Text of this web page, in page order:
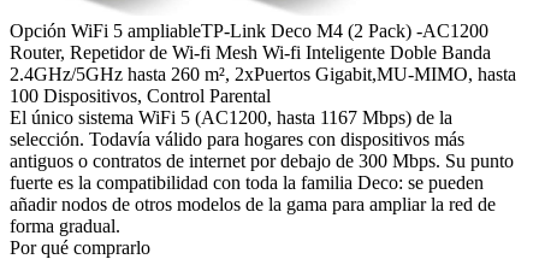
Opción WiFi 5 ampliableTP-Link Deco M4 (2 Pack) -AC1200
Router, Repetidor de Wi-fi Mesh Wi-fi Inteligente Doble Banda
2.4GHz/5GHz hasta 260 m², 2xPuertos Gigabit,MU-MIMO, hasta
100 Dispositivos, Control Parental
El único sistema WiFi 5 (AC1200, hasta 1167 Mbps) de la
selección. Todavía válido para hogares con dispositivos más
antiguos o contratos de internet por debajo de 300 Mbps. Su punto
fuerte es la compatibilidad con toda la familia Deco: se pueden
añadir nodos de otros modelos de la gama para ampliar la red de
forma gradual.
Por qué comprarlo